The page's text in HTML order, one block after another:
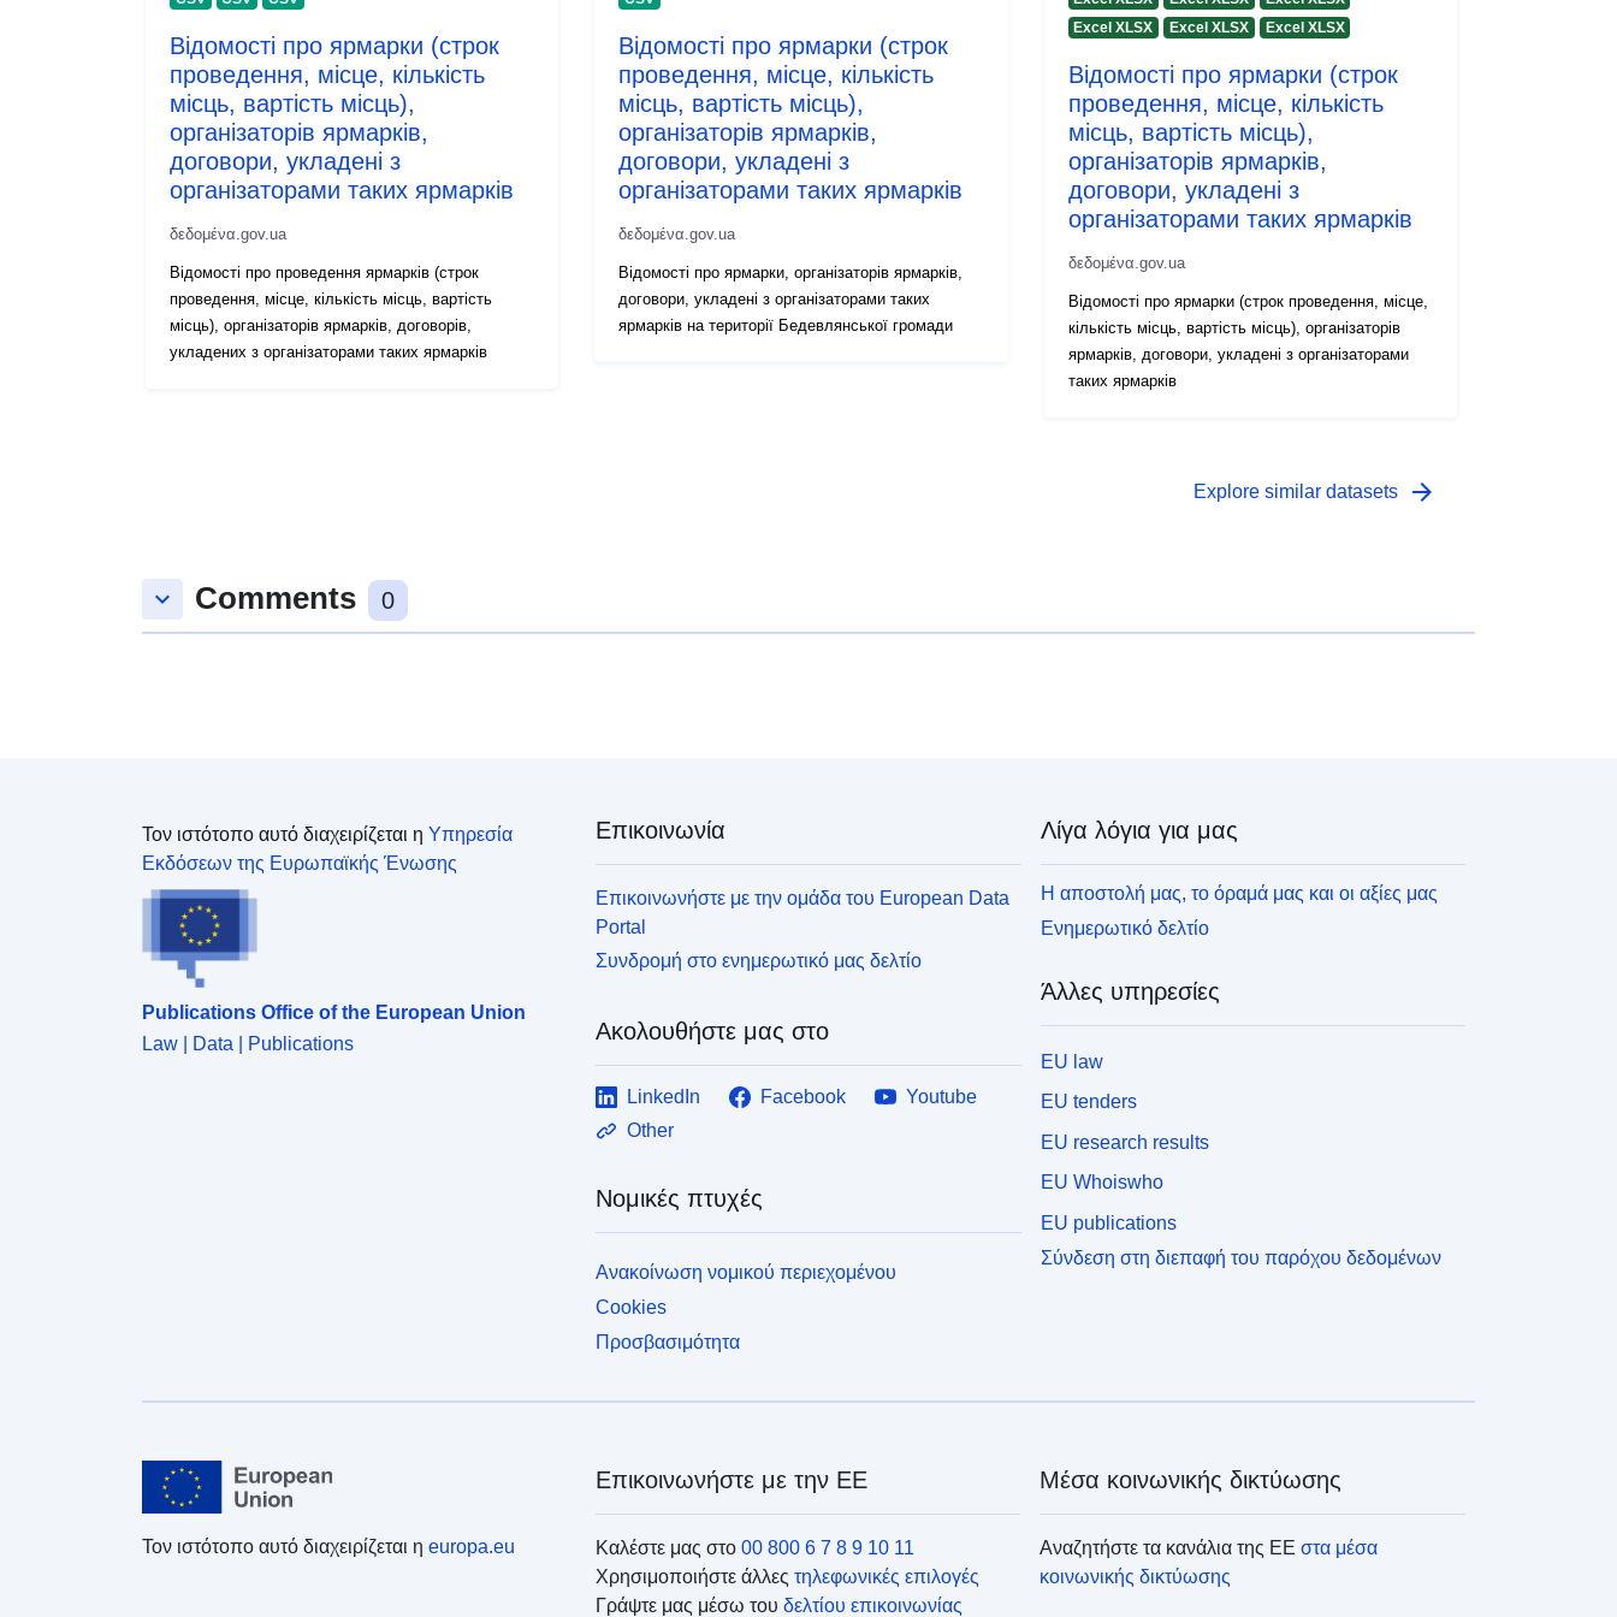
Відомості про ярмарки (строк
проведення, місце, кількість
місць, вартість місць),
організаторів ярмарків,
договори, укладені з
організаторами таких ярмарків
δεδομένα.gov.ua
Відомості про проведення ярмарків (строк
проведення, місце, кількість місць, вартість
місць), організаторів ярмарків, договорів,
укладених з організаторами таких ярмарків
Відомості про ярмарки (строк
проведення, місце, кількість
місць, вартість місць),
організаторів ярмарків,
договори, укладені з
організаторами таких ярмарків
δεδομένα.gov.ua
Відомості про ярмарки, організаторів ярмарків,
договори, укладені з організаторами таких
ярмарків на території Бедевлянської громади
Excel XLSX
Excel XLSX Excel XLSX
Відомості про ярмарки (строк
проведення, місце, кількість
місць, вартість місць),
організаторів ярмарків,
договори, укладені з
організаторами таких ярмарків
δεδομένα.gov.ua
Відомості про ярмарки (строк проведення, місце,
кількість місць, вартість місць), організаторів
ярмарків, договори, укладені з організаторами
таких ярмарків
Explore similar datasets arrow_forward
keyboard_arrow_down Comments 0
Τον ιστότοπο αυτό διαχειρίζεται η Υπηρεσία
Εκδόσεων της Ευρωπαϊκής Ένωσης
Publications Office of the European Union
Law | Data | Publications
Επικοινωνία
Επικοινωνήστε με την ομάδα του European Data
Portal
Συνδρομή στο ενημερωτικό μας δελτίο
Ακολουθήστε μας στο
LinkedIn Facebook
Youtube
Other
Νομικές πτυχές
Ανακοίνωση νομικού περιεχομένου
Cookies
Προσβασιμότητα
Λίγα λόγια για μας
Η αποστολή μας, το όραμά μας και οι αξίες μας
Ενημερωτικό δελτίο
Άλλες υπηρεσίες
EU law
EU tenders
EU research results
EU Whoiswho
EU publications
Σύνδεση στη διεπαφή του παρόχου δεδομένων
Τον ιστότοπο αυτό διαχειρίζεται η europa.eu
Επικοινωνήστε με την ΕΕ
Καλέστε μας στο 00 800 6 7 8 9 10 11
Χρησιμοποιήστε άλλες τηλεφωνικές επιλογές
Γράψτε μας μέσω του δελτίου επικοινωνίας
Μέσα κοινωνικής δικτύωσης
Αναζητήστε τα κανάλια της ΕΕστα μέσα
κοινωνικής δικτύωσης